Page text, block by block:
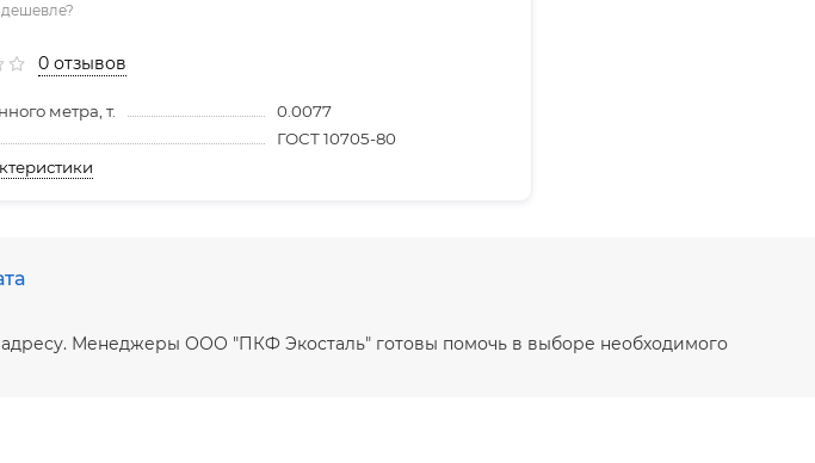
0 отзывов
метра, т.
0.0077
ГОСТ 10705-80
адресу. Менеджеры ООО "ПКФ Экосталь" готовы помочь в выборе необходимого